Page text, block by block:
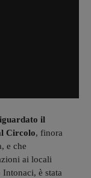
il
Circolo, finora
e che
ai locali
Intonaci, è stata